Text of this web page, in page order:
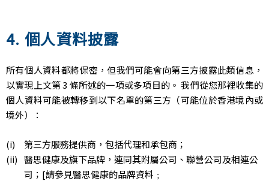
4. 個人資料披露
所有個人資料都將保密，但我們可能會向第三方披露此類信息，
以實現上文第 3 條所述的一項或多項目的。 我們從您那裡收集的
個人資料可能被轉移到以下名單的第三方（可能位於香港境內或
境外）：
第三方服務提供商，包括代理和承包商；
醫思健康及旗下品牌，連同其附屬公司、聯營公司及相連公
司；[請參見醫思健康的品牌資料﹔